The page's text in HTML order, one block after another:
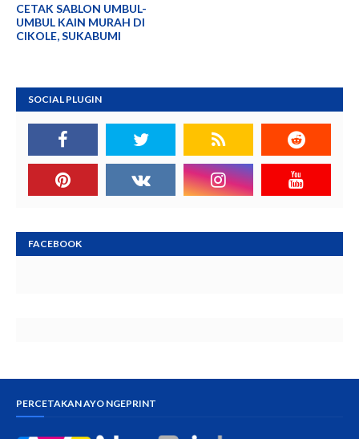
CETAK SABLON UMBUL-
UMBUL KAIN MURAH DI
CIKOLE, SUKABUMI
SOCIAL PLUGIN
FACEBOOK
PERCETAKAN AYO NGEPRINT